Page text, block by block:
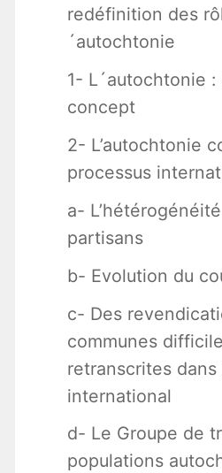
redéfinition des
´autochtonie
1- L´autochtonie
concept
2- L’autochtonie
processus
a-
partisans
b- Evolution du
c- Des
communes
retranscrites
international
d- Le Groupe de
populations